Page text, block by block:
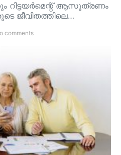
റിട്ടയർമെന്റ് ആസൂത്രണം
ജീവിതത്തിലെ…
comments